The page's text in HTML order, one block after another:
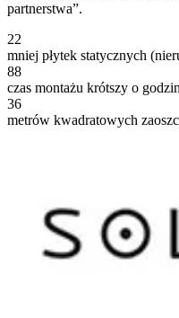
partnerstwa”.
22
mniej płytek statycznych
88
czas montażu krótszy o godzin
36
metrów kwadratowych